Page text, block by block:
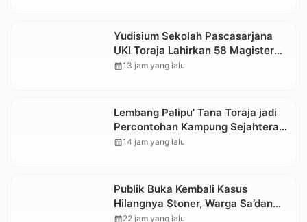
Yudisium Sekolah Pascasarjana
UKI Toraja Lahirkan 58 Magister
Baru
calendar_month13 jam yang lalu
Lembang Palipu’ Tana Toraja jadi
Percontohan Kampung Sejahtera
oleh Kemensos
calendar_month14 jam yang lalu
Publik Buka Kembali Kasus
Hilangnya Stoner, Warga Sa’dan
Malimbong, DPRD dan Stakeholder
calendar_month22 jam yang lalu